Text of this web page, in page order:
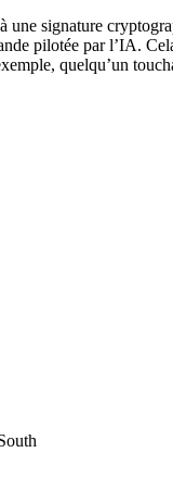
une signature
pilotée par l’IA.
quelqu’un